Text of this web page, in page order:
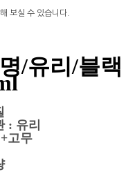
보실 수 있습니다.
/유리/블랙
: 유리
고무